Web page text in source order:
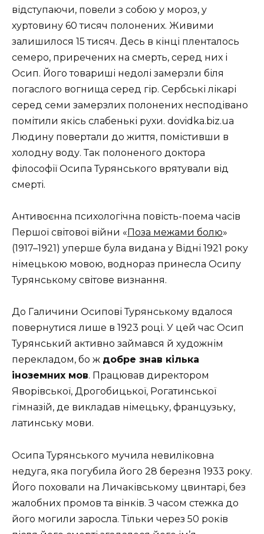
відступаючи, повели з собою у мороз, у
хуртовину 60 тисяч полонених. Живими
залишилося 15 тисяч. Десь в кінці пленталось
семеро, приречених на смерть, серед них і
Осип. Його товариші недолі замерзли біля
погаслого вогнища серед гір. Сербські лікарі
серед семи замерзлих полонених несподівано
помітили якісь слабенькі рухи. dovidka.biz.ua
Людину повертали до життя, помістивши в
холодну воду. Так полоненого доктора
філософії Осипа Турянського врятували від
смерті.
Антивоєнна психологічна повість-поема часів
Першої світової війни «Поза межами болю»
(1917–1921) уперше була видана у Відні 1921 року
німецькою мовою, воднораз принесла Осипу
Турянському світове визнання.
До Галичини Осипові Турянському вдалос­я
повернутися лише в 1923 році. У цей час Осип
Турянський активно займався й художнім
перекладом, бо ж добре знав кілька
іноземних мов. Працював директором
Яворівської, Дрогобицької, Рогатинської
гімназій, де викладав німецьку, французьку,
латинську мови.
Осипа Турянського мучила невиліковна
недуга, яка погубила його 28 березня 1933 року.
Його поховали на Личаківському цвинтарі, без
жалобних промов та вінків. З часом стежка до
його могили заросла. Тільки через 50 років